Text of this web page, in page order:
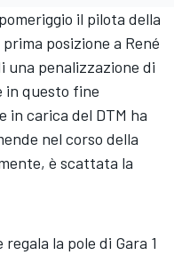
il pilota della
posizione a René
una penalizzazione di
in questo fine
in carica del DTM ha
nel corso della
è scattata la
la pole di Gara 1